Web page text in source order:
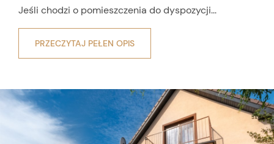
Jeśli chodzi o pomieszczenia do dyspozycji...
PRZECZYTAJ PEŁEN OPIS